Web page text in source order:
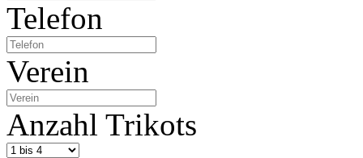
Telefon
Verein
Anzahl Trikots